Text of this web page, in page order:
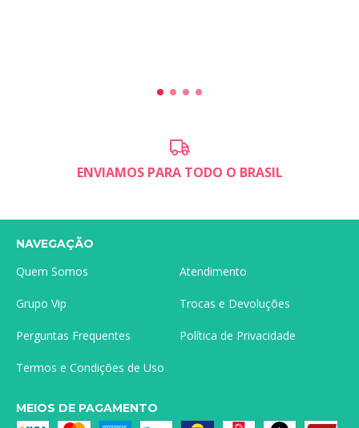
ENVIAMOS PARA TODO O BRASIL
NAVEGAÇÃO
Quem Somos Atendimento
Grupo Vip Trocas e Devoluções
Perguntas Frequentes Política de Privacidade
Termos e Condições de Uso
MEIOS DE PAGAMENTO